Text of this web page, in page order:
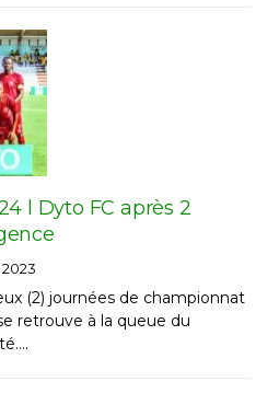
l Dyto FC après 2
(2) journées de championnat
retrouve à la queue du